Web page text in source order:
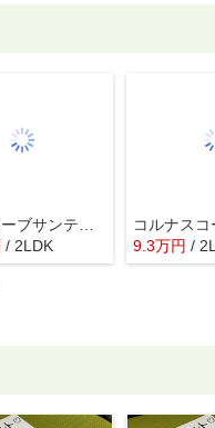
/ 2LDK
コルナスコ
9.3万円 /